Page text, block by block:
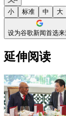
小 标准 中 大
设为谷歌新闻首选
延伸阅读